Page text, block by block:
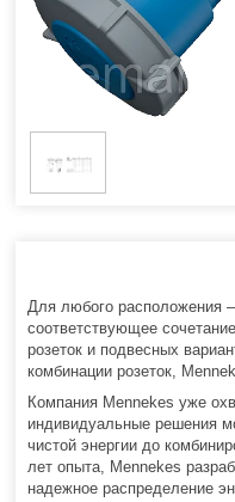
Для любого расположения
соответствующее
розеток и подвесных
комбинации розеток,
Компания Mennekes уже
индивидуальные решения
чистой энергии до
лет опыта, Mennekes
надежное распределение